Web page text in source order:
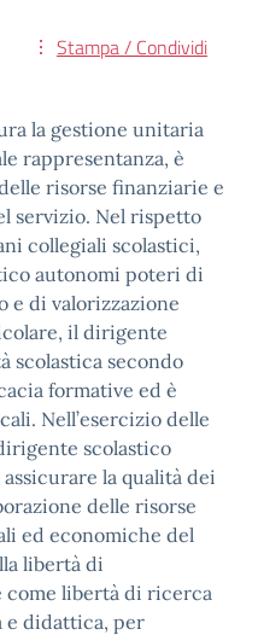
Stampa / Condividi
la gestione unitaria
rappresentanza, è
risorse finanziarie e
servizio. Nel rispetto
collegiali scolastici,
autonomi poteri di
e di valorizzazione
il dirigente
scolastica secondo
formative ed è
Nell’esercizio delle
scolastico
la qualità dei
delle risorse
ed economiche del
libertà di
come libertà di ricerca
e didattica, per